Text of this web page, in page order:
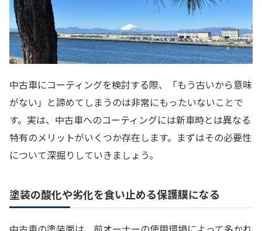
中古車にコーティングを検討する際、「もう古いから意味
がない」と諦めてしまうのは非常にもったいないことで
す。実は、中古車へのコーティングには新車時とは異なる
特有のメリットがいくつか存在します。まずはその必要性
について深掘りしていきましょう。
塗装の酸化や劣化を食い止める保護膜になる